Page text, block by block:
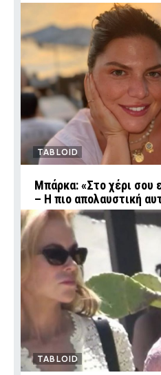
TABLOID
Μπάρκα: «Στο χέρι σου
– Η πιο απολαυστική
TABLOID